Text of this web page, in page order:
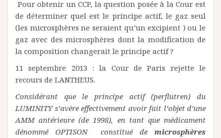
Pour obtenir un CCP, la question posée à la Cour est
de déterminer quel est le principe actif, le gaz seul
(les microsphères ne seraient qu’un excipient ) ou le
gaz avec des microsphères dont la modification de
la composition changerait le principe actif ?
11 septembre 2013 : la Cour de Paris rejette le
recours de LANTHEUS.
Considérant que le principe actif (perflutren) du
LUMINITY s’avère effectivement avoir fait l’objet d’une
AMM antérieure (de 1998), en tant que médicament
dénommé OPTISON constitué de microsphères